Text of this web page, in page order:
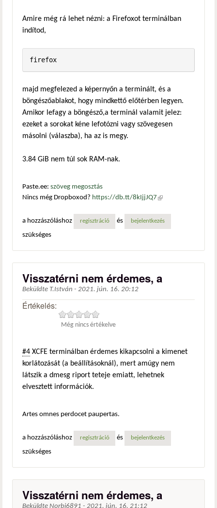
Amire még rá lehet nézni: a Firefoxot terminálban
indítod,
firefox
majd megfelezed a képernyőn a terminált, és a
böngészőablakot, hogy mindkettő előtérben legyen.
Amikor lefagy a böngésző,a terminál valamit jelez:
ezeket a sorokat kéne lefotózni vagy szövegesen
másolni (válaszba), ha az is megy.
3.84 GiB nem túl sok RAM-nak.
Paste.ee: szöveg megosztás
Nincs még Dropboxod? https://db.tt/8kIjjJQ7 (külső
a hozzászóláshoz
regisztráció és bejelentkezés
szükséges
Visszatérni nem érdemes, a
Beküldte T.István - 2021. jún. 16. 20:12
Értékelés:
Még nincs értékelve
#4 XCFE terminálban érdemes kikapcsolni a kimenet
korlátozását (a beállításoknál), mert amúgy nem
látszik a dmesg riport teteje emiatt, lehetnek
elvesztett információk.
Artes omnes perdocet paupertas.
a hozzászóláshoz regisztráció és bejelentkezés
szükséges
Visszatérni nem érdemes, a
Beküldte Norbi6891 - 2021. jún. 16. 21:12